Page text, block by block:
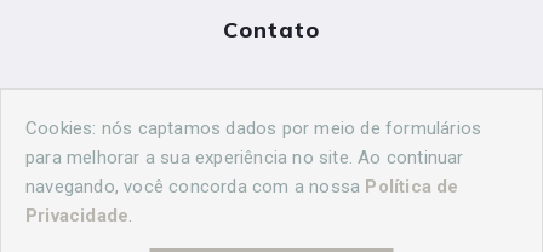
Contato
(44) 99883-8883
cidadeshistoricasoficial@gmail.com
Cookies: nós captamos dados por meio de formulários
para melhorar a sua experiência no site. Ao continuar
navegando, você concorda com a nossa Política de
Privacidade.